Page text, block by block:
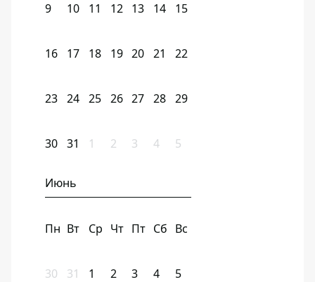
9 10 11 12 13 14 15
16 17 18 19 20 21 22
23 24 25 26 27 28 29
30 31 1 2 3 4 5
Июнь
Пн Вт Ср Чт Пт Сб Вс
30 31 1 2 3 4 5